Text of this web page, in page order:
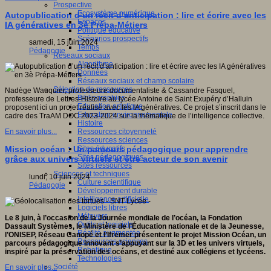
Prospective
Ecosystème numérique
Espaces
Politique éducative
Scénarios prospectifs
Temps
Réseaux sociaux
Algorithme
Données
Réseaux sociaux et champ scolaire
Sélection de ressources
Bibliographies
Education artistique
Education environnementale
Histoire
Ressources citoyenneté
Ressources sciences
Sites éducatifs
Sites pédagogiques
Sites ressources
Sciences et techniques
Culture scientifique
Développement durable
Intelligence artificielle
Logiciels libres
Métavers
Outils et logiciels
Réalité augmentée
Ressources sciences
Robotique
Technologies
Société
Autopublication d’un récit d’anticipation : lire et écrire avec les
IA génératives en 3è Prépa-Métiers
samedi, 15 juin 2024
Pédagogie
Nadège Wauquier, professeure documentaliste & Cassandre Fasquel,
professeure de Lettres-Histoire au lycée Antoine de Saint Exupéry d’Halluin
proposent ici un projet réalisé avec les IA génératives. Ce projet s’inscrit dans le
cadre des TraAM DOC 2023-2024 sur la thématique de l’intelligence collective.
En savoir plus...
Mission océan : Un parcours pédagogique pour apprendre
grâce aux univers virtuels et être acteur de son avenir
lundi, 10 juin 2024
Pédagogie
Le 8 juin, à l’occasion de la Journée mondiale de l’océan, la Fondation
Dassault Systèmes, le Ministère de l’Éducation nationale et de la Jeunesse,
l’ONISEP, Réseau Canopé et l’Ifremer présentent le projet Mission Océan, un
parcours pédagogique innovant s’appuyant sur la 3D et les univers virtuels,
inspiré par la préservation des océans, et destiné aux collégiens et lycéens.
En savoir plus...